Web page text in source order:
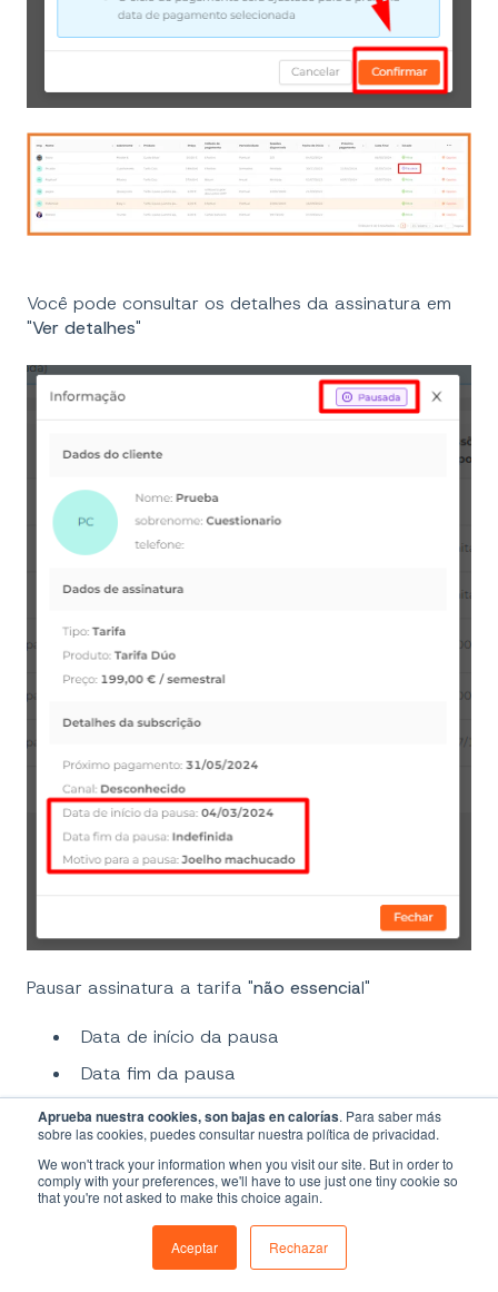
Aprueba nuestra cookies, son bajas en calorías. Para saber más
sobre las cookies, puedes consultar nuestra política de privacidad.
We won't track your information when you visit our site. But in order to
comply with your preferences, we'll have to use just one tiny cookie so
that you're not asked to make this choice again.
Aceptar Rechazar
Você pode consultar os detalhes da assinatura em
"Ver detalhes"
Pausar assinatura a tarifa "não essencial"
Data de início da pausa
Data fim da pausa
Data do próximo pagamento
Motivo